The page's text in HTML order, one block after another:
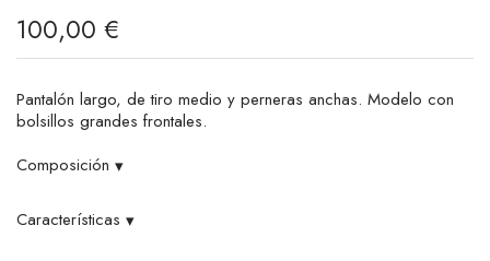
100,00 €
Pantalón largo, de tiro medio y perneras anchas. Modelo con
bolsillos grandes frontales.
Composición ▾
Características ▾